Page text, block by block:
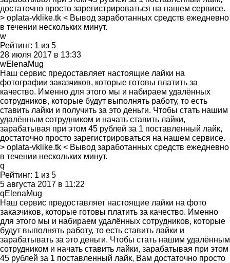
достаточно просто зарегистрироваться на нашем сервисе.
> oplata-vklike.tk < Вывод заработанных средств ежедневно
в течении нескольких минут.
w
Рейтинг: 1 из 5
28 июля 2017 в 13:33
wElenaMug
Наш сервис предоставляет настоящие лайки на
фотографии заказчиков, которые готовы платить за
качество. Именно для этого мы и набираем удалённых
сотрудников, которые будут выполнять работу, то есть
ставить лайки и получить за это деньги. Чтобы стать нашим
удалённым сотрудником и начать ставить лайки,
зарабатывая при этом 45 рублей за 1 поставленный лайк,
достаточно просто зарегистрироваться на нашем сервисе.
> oplata-vklike.tk < Вывод заработанных средств ежедневно
в течении нескольких минут.
q
Рейтинг: 1 из 5
5 августа 2017 в 11:22
qElenaMug
Наш сервис предоставляет настоящие лайки на фото
заказчиков, которые готовы платить за качество. Именно
для этого мы и набираем удалённых сотрудников, которые
будут выполнять работу, то есть ставить лайки и
зарабатывать за это деньги. Чтобы стать нашим удалённым
сотрудником и начать ставить лайки, зарабатывая при этом
45 рублей за 1 поставленный лайк, Вам достаточно просто